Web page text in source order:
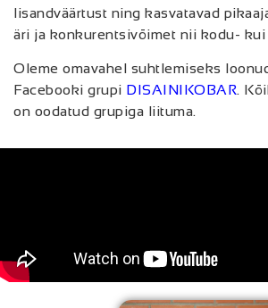
lisandväärtust ning kasvatavad
äri ja konkurentsivõimet nii kodu- kui
Oleme omavahel suhtlemiseks
Facebooki grupi DISAINIKOBAR.
on oodatud grupiga liituma.